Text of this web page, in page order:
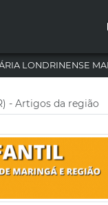
LONDRINENSE
- Artigos da região